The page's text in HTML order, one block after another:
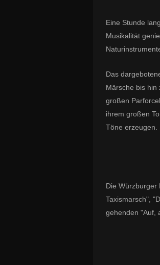
Eine Stunde
Musikalität
Das
Märsche bis hin
großen
ihrem großen
Töne erzeugen.
Die Würzburger
Taxismarsch",
gehenden "Auf,